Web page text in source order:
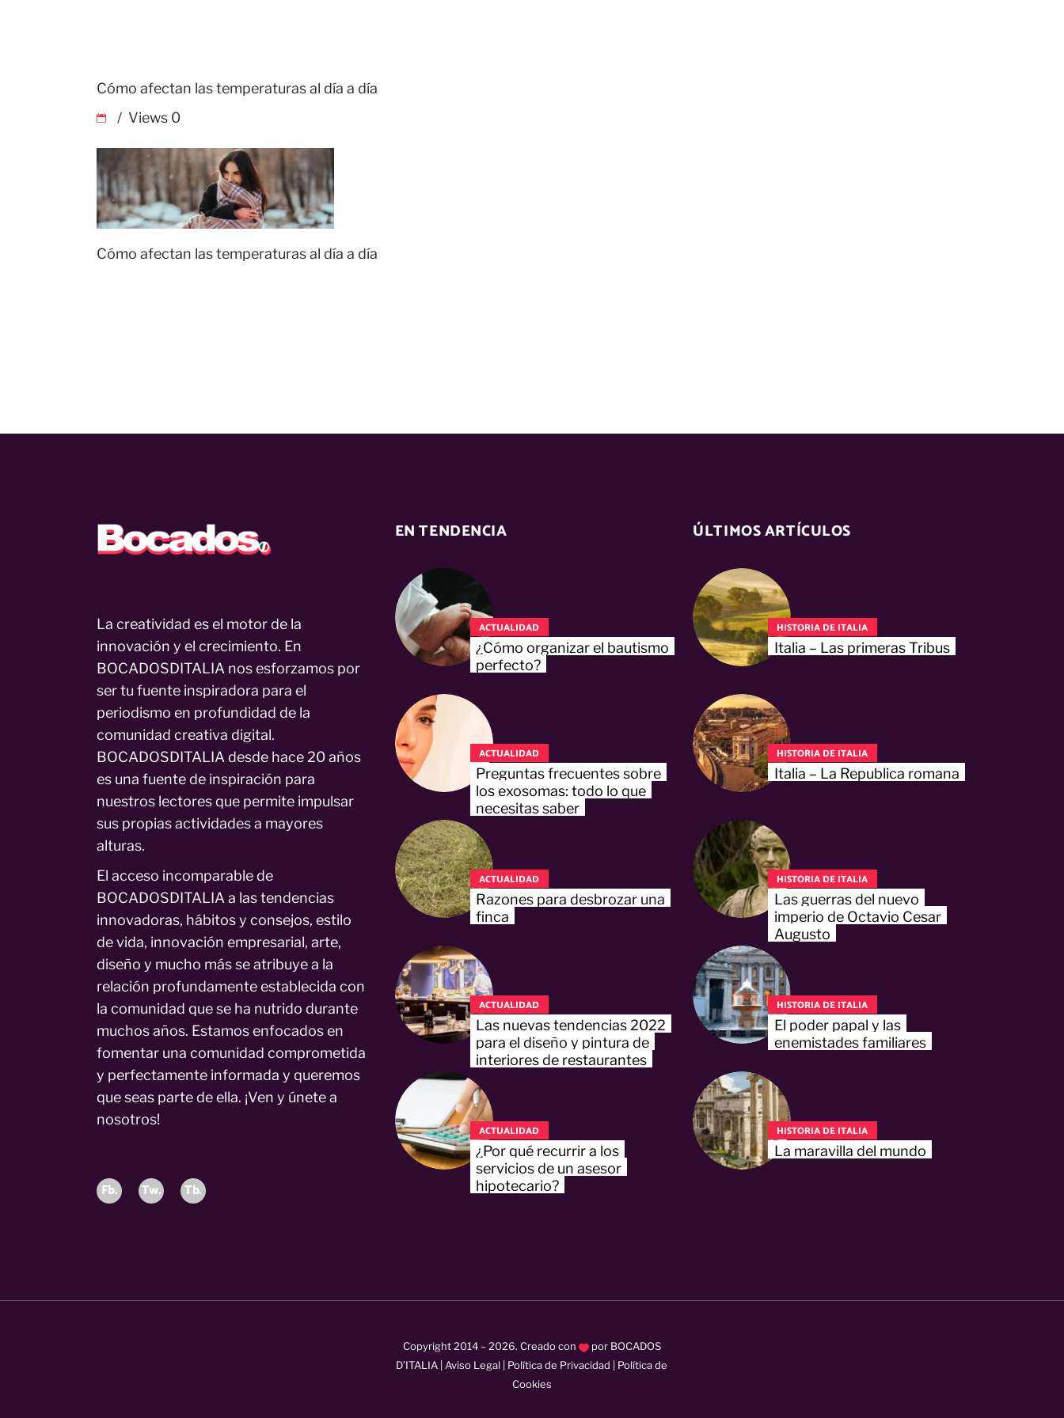
Cómo afectan las temperaturas al día a día
Views 0
Cómo afectan las temperaturas al día a día
La creatividad es el motor de la
innovación y el crecimiento. En
BOCADOSDITALIA nos esforzamos por
ser tu fuente inspiradora para el
periodismo en profundidad de la
comunidad creativa digital.
BOCADOSDITALIA desde hace 20 años
es una fuente de inspiración para
nuestros lectores que permite impulsar
sus propias actividades a mayores
alturas.
El acceso incomparable de
BOCADOSDITALIA a las tendencias
innovadoras, hábitos y consejos, estilo
de vida, innovación empresarial, arte,
diseño y mucho más se atribuye a la
relación profundamente establecida con
la comunidad que se ha nutrido durante
muchos años. Estamos enfocados en
fomentar una comunidad comprometida
y perfectamente informada y queremos
que seas parte de ella. ¡Ven y únete a
nosotros!
Fb. Tw. Tb.
EN TENDENCIA
ACTUALIDAD
¿Cómo organizar el bautismo
perfecto?
ACTUALIDAD
Preguntas frecuentes sobre
los exosomas: todo lo que
necesitas saber
ACTUALIDAD
Razones para desbrozar una
finca
ACTUALIDAD
Las nuevas tendencias 2022
para el diseño y pintura de
interiores de restaurantes
ACTUALIDAD
¿Por qué recurrir a los
servicios de un asesor
hipotecario?
ÚLTIMOS ARTÍCULOS
HISTORIA DE ITALIA
Italia – Las primeras Tribus
HISTORIA DE ITALIA
Italia – La Republica romana
HISTORIA DE ITALIA
Las guerras del nuevo
imperio de Octavio Cesar
Augusto
HISTORIA DE ITALIA
El poder papal y las
enemistades familiares
HISTORIA DE ITALIA
La maravilla del mundo
Copyright 2014 – 2026. Creado con por BOCADOS
D’ITALIA
Aviso Legal Política de Privacidad
Política de
Cookies